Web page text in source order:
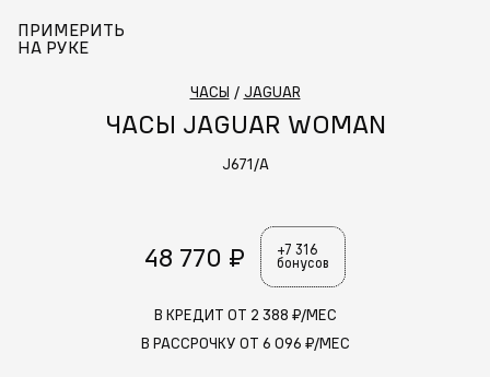
ПРИМЕРИТЬ
НА РУКЕ
ЧАСЫ / JAGUAR
ЧАСЫ JAGUAR WOMAN
J671/A
48 770 ₽
+7 316
бонусов
В КРЕДИТ ОТ 2 388 ₽/МЕС
В РАССРОЧКУ ОТ 6 096 ₽/МЕС